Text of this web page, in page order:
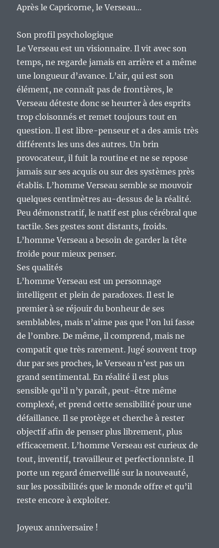
Après le Capricorne, le Verseau…
Son profil psychologique
Le Verseau est un visionnaire. Il vit avec son
temps, ne regarde jamais en arrière et a même
une longueur d’avance. L’air, qui est son
élément, ne connaît pas de frontières, le
Verseau déteste donc se heurter à des esprits
trop cloisonnés et remet toujours tout en
question. Il est libre-penseur et a des amis très
différents les uns des autres. Un brin
provocateur, il fuit la routine et ne se repose
jamais sur ses acquis ou sur des systèmes près
établis. L’homme Verseau semble se mouvoir
quelques centimètres au-dessus de la réalité.
Peu démonstratif, le natif est plus cérébral que
tactile. Ses gestes sont distants, froids.
L’homme Verseau a besoin de garder la tête
froide pour mieux penser.
Ses qualités
L’homme Verseau est un personnage
intelligent et plein de paradoxes. Il est le
premier à se réjouir du bonheur de ses
semblables, mais n’aime pas que l’on lui fasse
de l’ombre. De même, il comprend, mais ne
compatit que très rarement. Jugé souvent trop
dur par ses proches, le Verseau n’est pas un
grand sentimental. En réalité il est plus
sensible qu’il n’y paraît, peut-être même
complexé, et prend cette sensibilité pour une
défaillance. Il se protège et cherche à rester
objectif afin de penser plus librement, plus
efficacement. L’homme Verseau est curieux de
tout, inventif, travailleur et perfectionniste. Il
porte un regard émerveillé sur la nouveauté,
sur les possibilités que le monde offre et qu’il
reste encore à exploiter.
Joyeux anniversaire !